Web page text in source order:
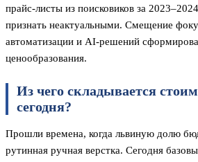
прайс-листы из поисковиков за
признать неактуальными. Смещение
автоматизации и AI-решений
ценообразования.
Из чего складывается
сегодня?
Прошли времена, когда львиную долю
рутинная ручная верстка. Сегодня